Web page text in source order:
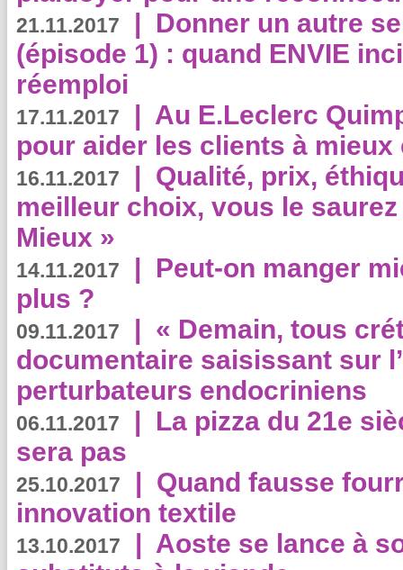
21.11.2017 | Donner un autre
(épisode 1) : quand ENVIE
réemploi
17.11.2017 | Au E.Leclerc
pour aider les clients à
16.11.2017 | Qualité, prix,
meilleur choix, vous le
Mieux »
14.11.2017 | Peut-on manger
plus ?
09.11.2017 | « Demain, tous
documentaire saisissant sur
perturbateurs endocriniens
06.11.2017 | La pizza du 21e
sera pas
25.10.2017 | Quand fausse
innovation textile
13.10.2017 | Aoste se lance à